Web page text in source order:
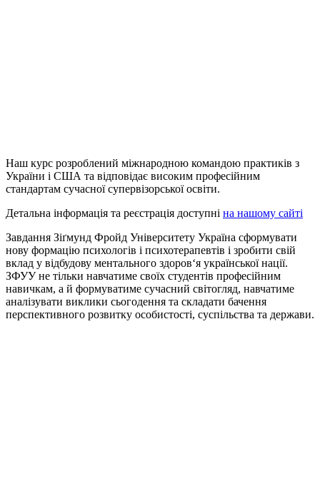
Наш курс розроблений міжнародною командою практиків з
України і США та відповідає високим професійним
стандартам сучасної супервізорської освіти.
Детальна інформація та реєстрація доступні на нашому сайті
Завдання Зіґмунд Фройд Університету Україна сформувати
нову формацію психологів і психотерапевтів і зробити свій
вклад у відбудову ментального здоров‘я української нації.
ЗФУУ не тільки навчатиме своїх студентів професійним
навичкам, а й формуватиме сучасний світогляд, навчатиме
аналізувати виклики сьогодення та складати бачення
перспективного розвитку особистості, суспільства та держави.